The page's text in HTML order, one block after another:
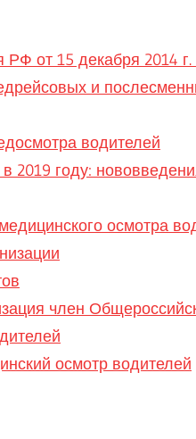
от 15 декабря 2014
и
водителей
2019 году:
осмотра
член
осмотр водителей